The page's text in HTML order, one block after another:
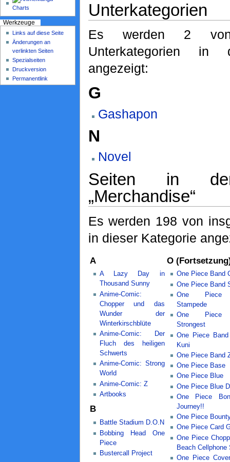
Unterkategorien
Es werden 2
Unterkategorien in
angezeigt:
G
Gashapon
N
Novel
Seiten in
„Merchandise“
Es werden 198 von
in dieser Kategorie
A
A Lazy Day in
Thousand Sunny
Anime-Comic:
Chopper und das
Wunder der
Winterkirschblüte
Anime-Comic: Der
Fluch des heiligen
Schwerts
Anime-Comic: Strong
World
Anime-Comic: Z
Artbooks
B
Battle Stadium D.O.N
Bobbing Head One
Piece
Bustercall Project
O
One Piece Band
One Piece Band
One Piece
Stampede
One Piece
Strongest
One Piece
Kuni
One Piece Band
One Piece Base
One Piece Blue
One Piece Blue
One Piece
Journey!!
One Piece
One Piece Card
One Piece
Beach Cellphone
One Piece
Werkzeuge
Links auf diese Seite
Änderungen an
verlinkten Seiten
Spezialseiten
Druckversion
Permanentlink